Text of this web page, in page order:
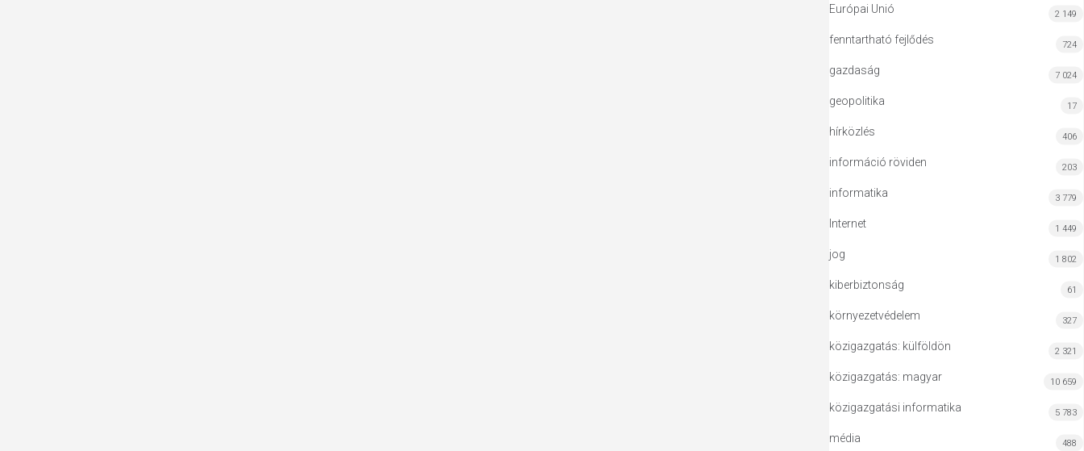
Európai Unió 2 149
fenntartható fejlődés 724
gazdaság 7 024
geopolitika 17
hírközlés 406
információ röviden 203
informatika 3 779
Internet 1 449
jog 1 802
kiberbiztonság 61
környezetvédelem 327
közigazgatás: külföldön 2 321
közigazgatás: magyar 10 659
közigazgatási informatika 5 783
média 488